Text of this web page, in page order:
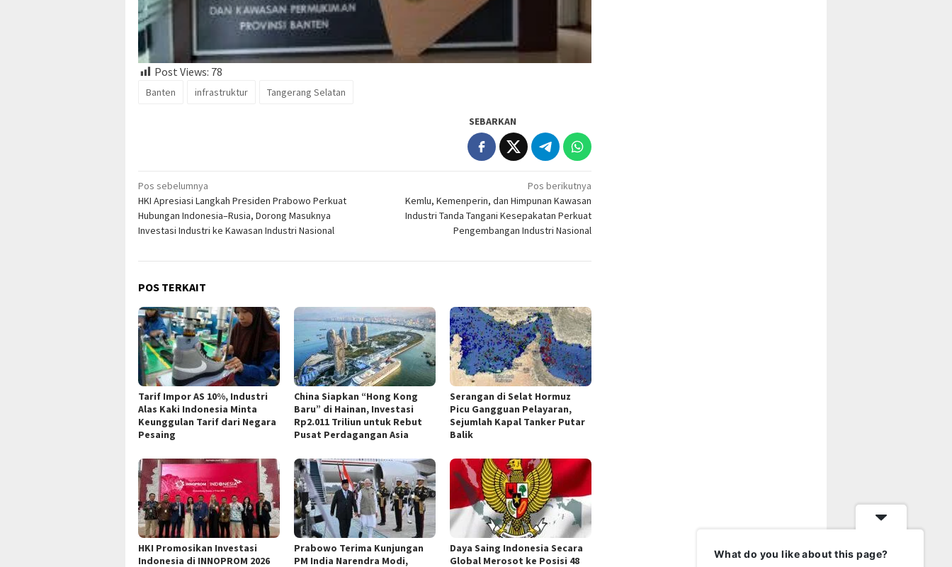
Post Views: 78
Banten infrastruktur Tangerang Selatan
SEBARKAN
Navigasi
pos
Pos sebelumnya
HKI Apresiasi Langkah Presiden Prabowo Perkuat
Hubungan Indonesia–Rusia, Dorong Masuknya
Investasi Industri ke Kawasan Industri Nasional
Pos berikutnya
Kemlu, Kemenperin, dan Himpunan Kawasan
Industri Tanda Tangani Kesepakatan Perkuat
Pengembangan Industri Nasional
POS TERKAIT
Tarif Impor AS 10%, Industri
Alas Kaki Indonesia Minta
Keunggulan Tarif dari Negara
Pesaing
China Siapkan “Hong Kong
Baru” di Hainan, Investasi
Rp2.011 Triliun untuk Rebut
Pusat Perdagangan Asia
Serangan di Selat Hormuz
Picu Gangguan Pelayaran,
Sejumlah Kapal Tanker Putar
Balik
HKI Promosikan Investasi
Indonesia di INNOPROM 2026
Prabowo Terima Kunjungan
PM India Narendra Modi,
Daya Saing Indonesia Secara
Global Merosot ke Posisi 48
What do you like about this page?